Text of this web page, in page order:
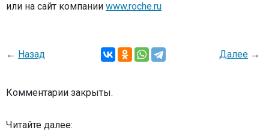
или на сайт компании www.roche.ru
← Назад Далее →
Комментарии закрыты.
Читайте далее: